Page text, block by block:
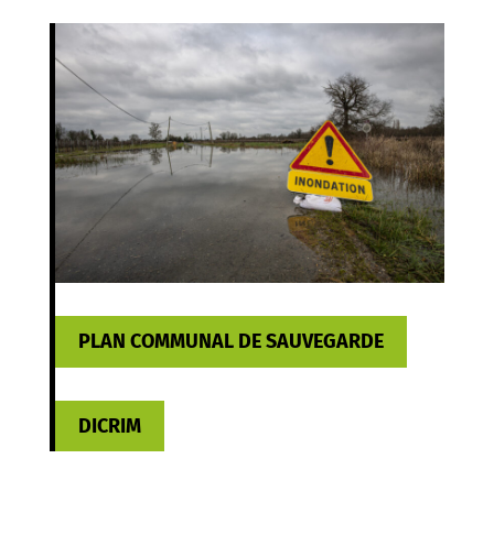
PLAN COMMUNAL DE SAUVEGARDE
DICRIM